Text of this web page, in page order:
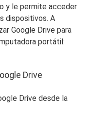
y le permite acceder
dispositivos. A
Google Drive para
portátil:
Drive
Drive desde la